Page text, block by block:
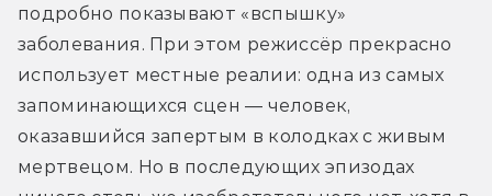
подробно показывают «вспышку»
заболевания. При этом режиссёр прекрасно
использует местные реалии: одна из самых
запоминающихся сцен — человек,
оказавшийся запертым в колодках с живым
мертвецом. Но в последующих эпизодах